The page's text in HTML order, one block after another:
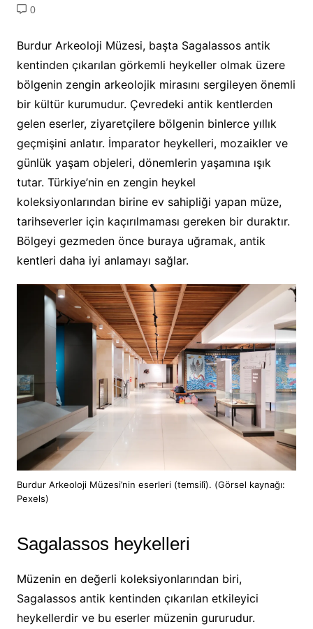
0
Burdur Arkeoloji Müzesi, başta Sagalassos antik
kentinden çıkarılan görkemli heykeller olmak üzere
bölgenin zengin arkeolojik mirasını sergileyen önemli
bir kültür kurumudur. Çevredeki antik kentlerden
gelen eserler, ziyaretçilere bölgenin binlerce yıllık
geçmişini anlatır. İmparator heykelleri, mozaikler ve
günlük yaşam objeleri, dönemlerin yaşamına ışık
tutar. Türkiye’nin en zengin heykel
koleksiyonlarından birine ev sahipliği yapan müze,
tarihseverler için kaçırılmaması gereken bir duraktır.
Bölgeyi gezmeden önce buraya uğramak, antik
kentleri daha iyi anlamayı sağlar.
Burdur Arkeoloji Müzesi’nin eserleri (temsilî). (Görsel kaynağı:
Pexels)
Sagalassos heykelleri
Müzenin en değerli koleksiyonlarından biri,
Sagalassos antik kentinden çıkarılan etkileyici
heykellerdir ve bu eserler müzenin gururudur.